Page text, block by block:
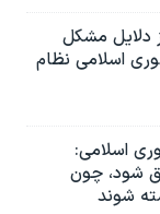
مشکل
اسلامی نظام
اسلامی:
شود، چون
شوند